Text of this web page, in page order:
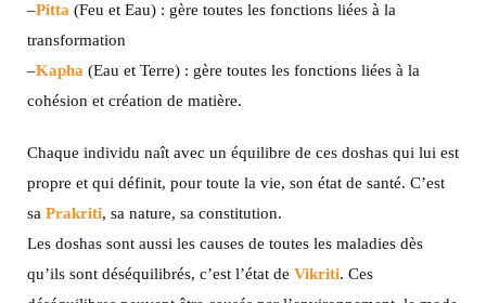
–Pitta (Feu et Eau) : gère toutes les fonctions liées à la
transformation
–Kapha (Eau et Terre) : gère toutes les fonctions liées à la
cohésion et création de matière.
Chaque individu naît avec un équilibre de ces doshas qui lui est
propre et qui définit, pour toute la vie, son état de santé. C’est
sa Prakriti, sa nature, sa constitution.
Les doshas sont aussi les causes de toutes les maladies dès
qu’ils sont déséquilibrés, c’est l’état de Vikriti. Ces